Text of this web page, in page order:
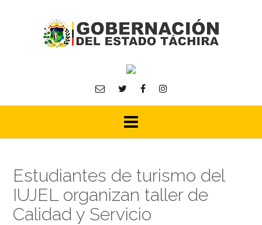
Estudiantes de turismo del
IUJEL organizan taller de
Calidad y Servicio